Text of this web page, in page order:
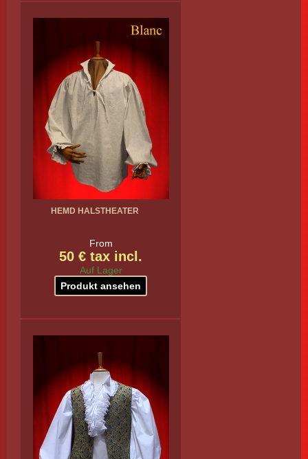
HEMD HALSTHEATER
From
50 € tax incl.
Auf Lager
Produkt ansehen